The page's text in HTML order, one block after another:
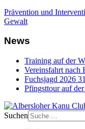
Prävention und
Gewalt
News
Training auf der
Vereinsfahrt nach
Fuchsjagd 2026
Pfingsttour auf
Suchen